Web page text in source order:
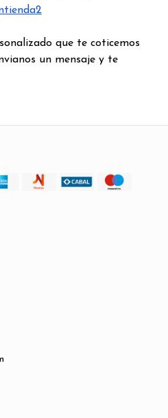
que te coticemos
un mensaje y te